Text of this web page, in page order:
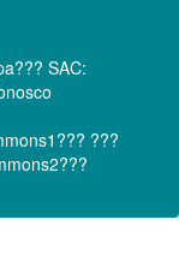
SAC:
???